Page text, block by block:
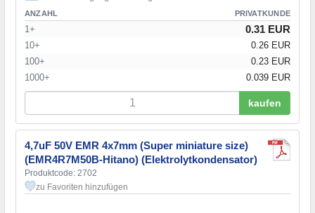
ANZAHL PRIVATKUNDE
1+ 0.31 EUR
10+
0.26 EUR
100+
0.23 EUR
1000+
0.039 EUR
kaufen
4,7uF 50V EMR 4x7mm (Super miniature size)
(EMR4R7M50B-Hitano) (Elektrolytkondensator)
Produktcode: 2702
zu Favoriten hinzufügen